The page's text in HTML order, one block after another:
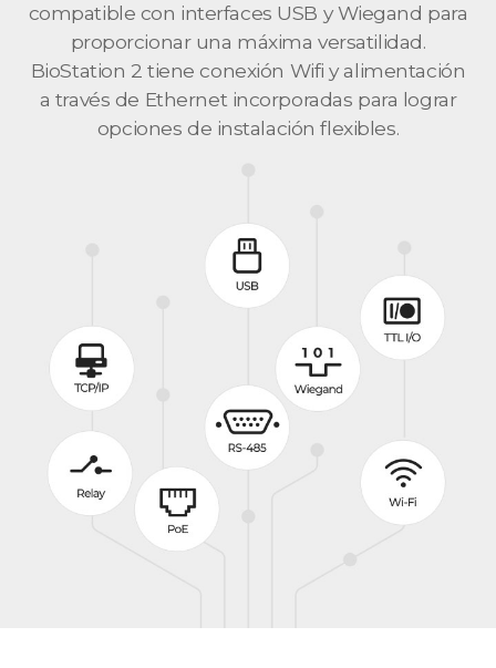
compatible con interfaces USB y Wiegand para
proporcionar una máxima versatilidad.
BioStation 2 tiene conexión Wifi y alimentación
a través de Ethernet incorporadas para lograr
opciones de instalación flexibles.